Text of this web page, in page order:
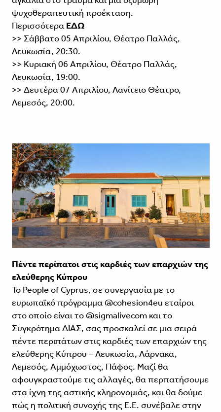
ψυχοθεραπευτική προέκταση.
Περισσότερα ΕΔΩ
>> Σάββατο 05 Απριλίου, Θέατρο Παλλάς,
Λευκωσία, 20:30.
>> Κυριακή 06 Απριλίου, Θέατρο Παλλάς,
Λευκωσία, 19:00.
>> Δευτέρα 07 Απριλίου, Λανίτειο Θέατρο,
Λεμεσός, 20:00.
Πέντε περίπατοι στις καρδιές των επαρχιών της
ελεύθερης Κύπρου
Το People of Cyprus, σε συνεργασία με το
ευρωπαϊκό πρόγραμμα @cohesion4eu εταίροι
στο οποίο είναι το @sigmalivecom και το
Συγκρότημα ΔΙΑΣ, σας προσκαλεί σε μια σειρά
πέντε περιπάτων στις καρδιές των επαρχιών της
ελεύθερης Κύπρου – Λευκωσία, Λάρνακα,
Λεμεσός, Αμμόχωστος, Πάφος. Μαζί θα
αφουγκραστούμε τις αλλαγές, θα περπατήσουμε
στα ίχνη της αστικής κληρονομιάς, και θα δούμε
πώς η πολιτική συνοχής της Ε.Ε. συνέβαλε στην